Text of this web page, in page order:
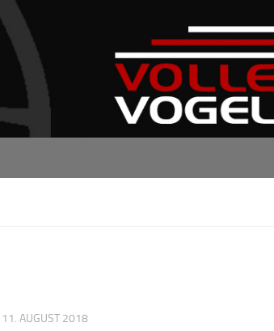
11. AUGUST 2018